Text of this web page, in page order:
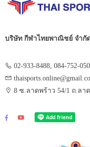
บริษัท กีฬาไทยพาณิชย์ จำกั
02-933-8488, 084-752-
8 ซ.ลาดพร้าว 54/1 ถ.ลา